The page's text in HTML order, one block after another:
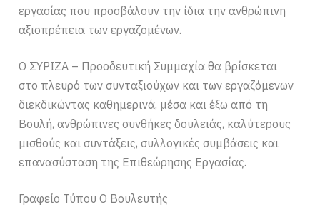
εργασίας που προσβάλουν την ίδια την ανθρώπινη
αξιοπρέπεια των εργαζομένων.
Ο ΣΥΡΙΖΑ – Προοδευτική Συμμαχία θα βρίσκεται
στο πλευρό των συνταξιούχων και των εργαζόμενων
διεκδικώντας καθημερινά, μέσα και έξω από τη
Βουλή, ανθρώπινες συνθήκες δουλειάς, καλύτερους
μισθούς και συντάξεις, συλλογικές συμβάσεις και
επανασύσταση της Επιθεώρησης Εργασίας.​
Γραφείο Τύπου Ο Βουλευτής